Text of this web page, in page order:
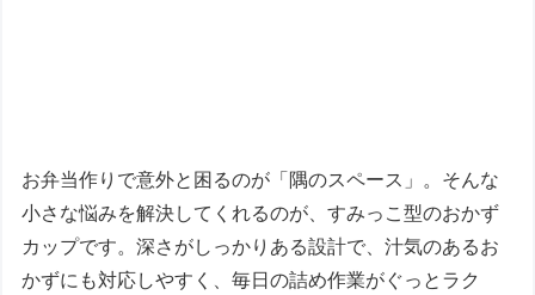
お弁当作りで意外と困るのが「隅のスペース」。そんな
小さな悩みを解決してくれるのが、すみっこ型のおかず
カップです。深さがしっかりある設計で、汁気のあるお
かずにも対応しやすく、毎日の詰め作業がぐっとラク